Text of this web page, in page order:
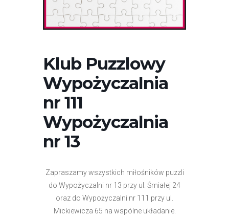
Klub Puzzlowy
Wypożyczalnia
nr 111
Wypożyczalnia
nr 13
Zapraszamy wszystkich miłośników puzzli
do Wypożyczalni nr 13 przy ul. Śmiałej 24
oraz do Wypożyczalni nr 111 przy ul.
Mickiewicza 65 na wspólne układanie.